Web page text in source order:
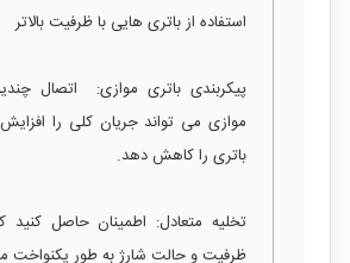
استفاده از باتری هایی با ظرفیت بالاتر
پیکربندی باتری موازی: اتصال
موازی می تواند جریان کلی را
باتری را کاهش دهد.
تخلیه متعادل: اطمینان حاصل کنید
ظرفیت و حالت شارژ به طور یکنواخت